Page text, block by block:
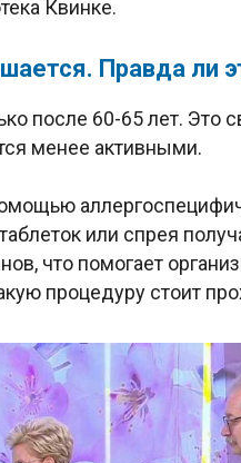
Квинке.
Правда ли
после 60-65 лет. Это
менее активными.
или спрея
что помогает
процедуру стоит